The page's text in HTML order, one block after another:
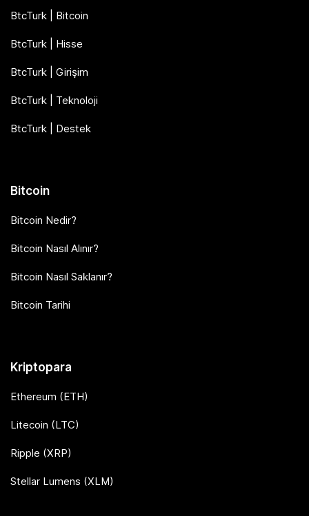
BtcTurk | Bitcoin
BtcTurk | Hisse
BtcTurk | Girişim
BtcTurk | Teknoloji
BtcTurk | Destek
Bitcoin
Bitcoin Nedir?
Bitcoin Nasıl Alınır?
Bitcoin Nasıl Saklanır?
Bitcoin Tarihi
Kriptopara
Ethereum (ETH)
Litecoin (LTC)
Ripple (XRP)
Stellar Lumens (XLM)